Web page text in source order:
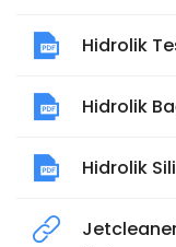
Hidrolik
Hidrolik
Hidrolik